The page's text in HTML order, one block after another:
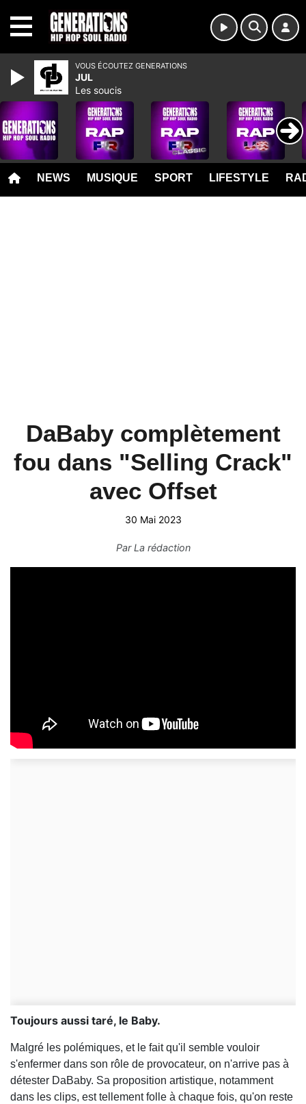
NEWS MUSIQUE SPORT LIFESTYLE
DaBaby complètement
fou dans "Selling Crack"
avec Offset
30 Mai 2023
ParLa rédaction
Toujours aussi taré, le Baby.
Malgré les polémiques, et le fait qu'il semble vouloir
s'enfermer dans son rôle de provocateur, on n'arrive pas à
détester DaBaby. Sa proposition artistique, notamment
dans les clips, est tellement folle à chaque fois, qu'on reste
VOUS ÉCOUTEZ GENERATIONS
JUL
Les soucis